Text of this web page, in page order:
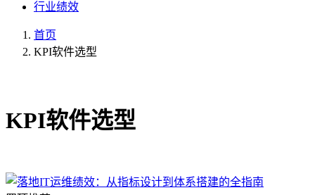
行业绩效
首页
KPI软件选型
KPI软件选型